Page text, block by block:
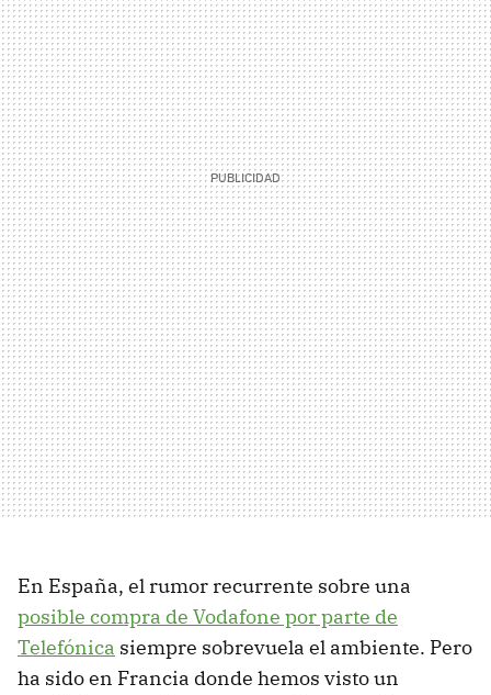
En España, el rumor recurrente sobre una
posible compra de Vodafone por parte de
Telefónica siempre sobrevuela el ambiente. Pero
ha sido en Francia donde hemos visto un